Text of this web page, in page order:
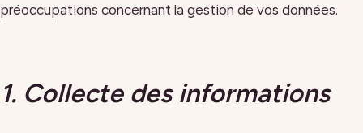
préoccupations concernant la gestion de vos données.
1. Collecte des informations